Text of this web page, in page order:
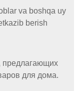
va boshqa uy
berish
предлагающих
для дома.